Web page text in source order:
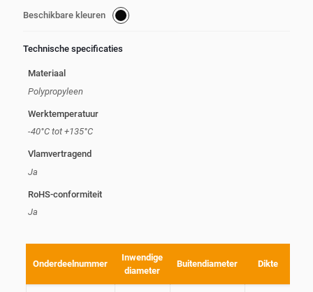
Beschikbare kleuren
Technische specificaties
Materiaal
Polypropyleen
Werktemperatuur
-40°C tot +135°C
Vlamvertragend
Ja
RoHS-conformiteit
Ja
Onderdeelnummer
Inwendige
diameter
Buitendiameter Dikte